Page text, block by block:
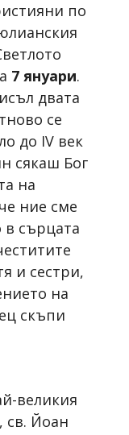
по
7 януари.
двата
се
до IV век
сякаш Бог
на
ние сме
сърцата
и сестри,
на
скъпи
великия
св. Йоан